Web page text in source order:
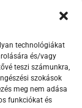
technológiákat
és/vagy
teszi számunkra,
szokások
meg nem adása
funkciókat és